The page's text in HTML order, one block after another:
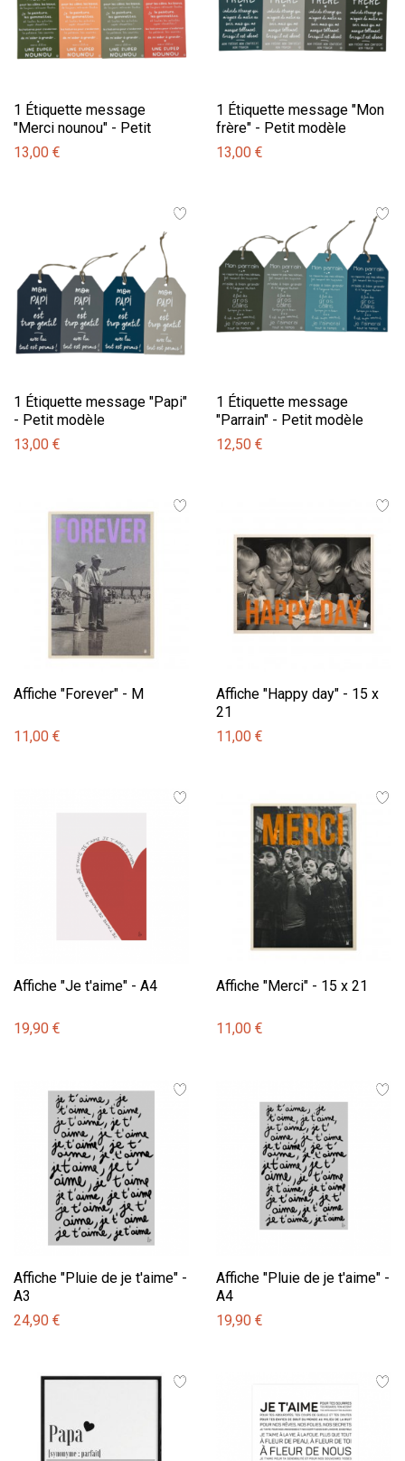
1 Étiquette message
"Merci nounou" - Petit
modèle
13,00 €
1 Étiquette message "Mon
frère" - Petit modèle
13,00 €
1 Étiquette message "Papi"
- Petit modèle
13,00 €
1 Étiquette message
"Parrain" - Petit modèle
12,50 €
Affiche "Forever" - M
11,00 €
Affiche "Happy day" - 15 x
21
11,00 €
Affiche "Je t'aime" - A4
19,90 €
Affiche "Merci" - 15 x 21
11,00 €
Affiche "Pluie de je t'aime" -
A3
24,90 €
Affiche "Pluie de je t'aime" -
A4
19,90 €